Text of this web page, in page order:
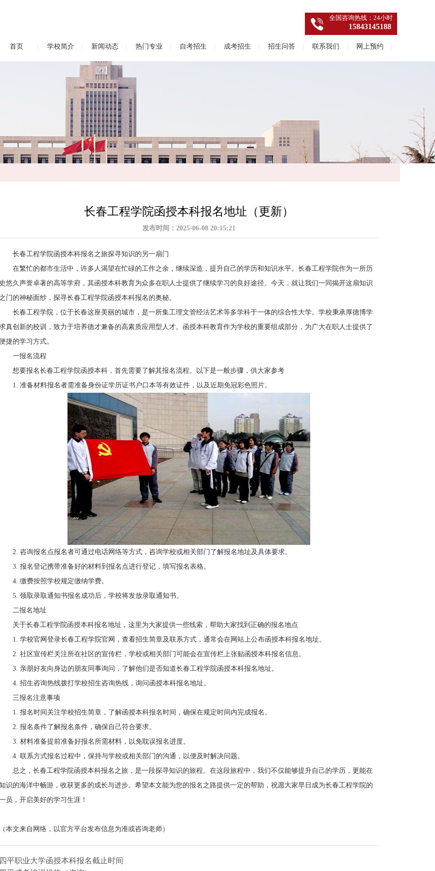
全国咨询热线：24小时
15843145188
首页 学校简介 新闻动态 热门专业 自考招生 成考招生 招生问答 联系我们 网上预约
长春工程学院函授本科报名地址（更新）
发布时间：2025-06-08 20:15:21
春工程学院函授本科报名之旅探寻知识的另一扇门
繁忙的都市生活中，许多人渴望在忙碌的工作之余，继续深造，提升自己的学历和知识水平。长春工程学院作为一所历
悠久声誉卓著的高等学府，其函授本科教育为众多在职人士提供了继续学习的良好途径。今天，就让我们一同揭开这扇知识
门的神秘面纱，探寻长春工程学院函授本科报名的奥秘。
春工程学院，位于长春这座美丽的城市，是一所集工理文管经法艺术等多学科于一体的综合性大学。学校秉承厚德博学
真创新的校训，致力于培养德才兼备的高素质应用型人才。函授本科教育作为学校的重要组成部分，为广大在职人士提供了
捷的学习方式。
报名流程
要报名长春工程学院函授本科，首先需要了解其报名流程。以下是一般步骤，供大家参考
准备材料报名者需准备身份证学历证书户口本等有效证件，以及近期免冠彩色照片。
咨询报名点报名者可通过电话网络等方式，咨询学校或相关部门了解报名地址及具体要求。
报名登记携带准备好的材料到报名点进行登记，填写报名表格。
缴费按照学校规定缴纳学费。
领取录取通知书报名成功后，学校将发放录取通知书。
报名地址
于长春工程学院函授本科报名地址，这里为大家提供一些线索，帮助大家找到正确的报名地点
学校官网登录长春工程学院官网，查看招生简章及联系方式，通常会在网站上公布函授本科报名地址。
社区宣传栏关注所在社区的宣传栏，学校或相关部门可能会在宣传栏上张贴函授本科报名信息。
亲朋好友向身边的朋友同事询问，了解他们是否知道长春工程学院函授本科报名地址。
招生咨询热线拨打学校招生咨询热线，询问函授本科报名地址。
报名注意事项
报名时间关注学校招生简章，了解函授本科报名时间，确保在规定时间内完成报名。
报名条件了解报名条件，确保自己符合要求。
材料准备提前准备好报名所需材料，以免耽误报名进度。
联系方式报名过程中，保持与学校或相关部门的沟通，以便及时解决问题。
之，长春工程学院函授本科报名之旅，是一段探寻知识的旅程。在这段旅程中，我们不仅能够提升自己的学历，更能在
识的海洋中畅游，收获更多的成长与进步。希望本文能为您的报名之路提供一定的帮助，祝愿大家早日成为长春工程学院的
员，开启美好的学习生涯！
本文来自网络，以官方平台发布信息为准或咨询老师）
平职业大学函授本科报名截止时间